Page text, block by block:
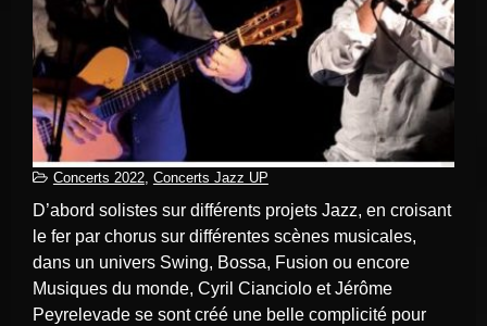
Concerts 2022, Concerts Jazz UP
D’abord solistes sur différents projets Jazz, en croisant
le fer par chorus sur différentes scènes musicales,
dans un univers Swing, Bossa, Fusion ou encore
Musiques du monde, Cyril Cianciolo et Jérôme
Peyrelevade se sont créé une belle complicité pour